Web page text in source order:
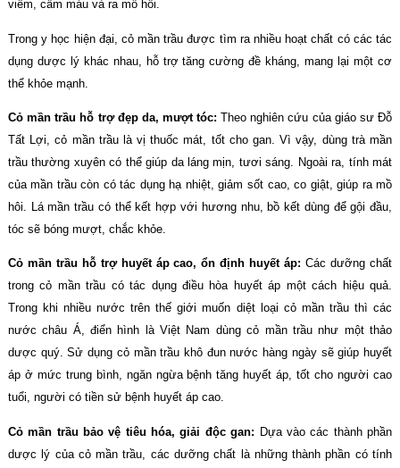
viêm, cầm máu và ra mồ hôi.
Trong y học hiện đại, cỏ mần trầu được tìm ra nhiều hoạt chất có các tác
dụng dược lý khác nhau, hỗ trợ tăng cường đề kháng, mang lại một cơ
thể khỏe mạnh.
Cỏ mần trầu hỗ trợ đẹp da, mượt tóc: Theo nghiên cứu của giáo sư Đỗ
Tất Lợi, cỏ mần trầu là vị thuốc mát, tốt cho gan. Vì vậy, dùng trà mần
trầu thường xuyên có thể giúp da láng mịn, tươi sáng. Ngoài ra, tính mát
của mần trầu còn có tác dụng hạ nhiệt, giảm sốt cao, co giật, giúp ra mồ
hôi. Lá mần trầu có thể kết hợp với hương nhu, bồ kết dùng để gội đầu,
tóc sẽ bóng mượt, chắc khỏe.
Cỏ mần trầu hỗ trợ huyết áp cao, ổn định huyết áp: Các dưỡng chất
trong cỏ mần trầu có tác dụng điều hòa huyết áp một cách hiệu quả.
Trong khi nhiều nước trên thế giới muốn diệt loại cỏ mần trầu thì các
nước châu Á, điển hình là Việt Nam dùng cỏ mần trầu như một thảo
dược quý. Sử dụng cỏ mần trầu khô đun nước hàng ngày sẽ giúp huyết
áp ở mức trung bình, ngăn ngừa bệnh tăng huyết áp, tốt cho người cao
tuổi, người có tiền sử bệnh huyết áp cao.
Cỏ mần trầu bảo vệ tiêu hóa, giải độc gan: Dựa vào các thành phần
dược lý của cỏ mần trầu, các dưỡng chất là những thành phần có tính